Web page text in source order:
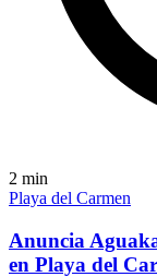
2 min
Playa del Carmen
Anuncia
en Playa del